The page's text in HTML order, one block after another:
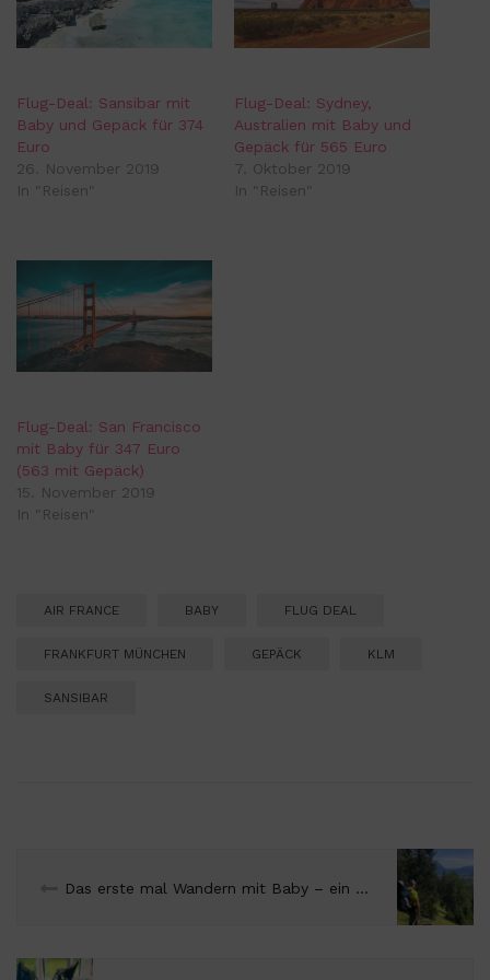
k
Flug-Deal: Sansibar mit
Baby und Gepäck für 374
Euro
26. November 2019
In "Reisen"
Flug-Deal: Sydney,
Australien mit Baby und
Gepäck für 565 Euro
7. Oktober 2019
In "Reisen"
Flug-Deal: San Francisco
mit Baby für 347 Euro
(563 mit Gepäck)
15. November 2019
In "Reisen"
AIR FRANCE BABY FLUG DEAL
FRANKFURT MÜNCHEN GEPÄCK KLM
SANSIBAR
Das erste mal Wandern mit Baby – ein Riesenspaß!